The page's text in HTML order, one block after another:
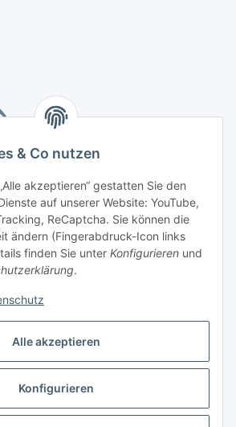
Alle akzeptieren
Konfigurieren
& Co nutzen
akzeptieren“ gestatten Sie den
auf unserer Website: YouTube,
ReCaptcha. Sie können die
ändern (Fingerabdruck-Icon links
finden Sie unter Konfigurieren und
.
Vertrag widerrufen
USt., zzgl.